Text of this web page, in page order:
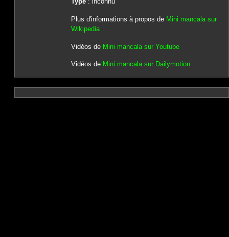
Plus d'informations à propos de Mini mancala sur
Wikipedia
Vidéos de Mini mancala sur Youtube
Vidéos de Mini mancala sur Dailymotion